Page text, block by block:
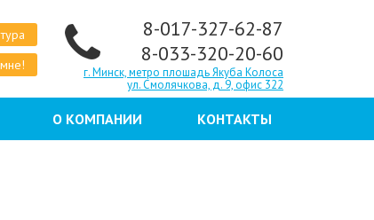
8-017-327-62-87
8-033-320-20-60
г. Минск, метро плошадь Якуба Колоса
ул. Смолячкова, д. 9, офис 322
О КОМПАНИИ КОНТАКТЫ